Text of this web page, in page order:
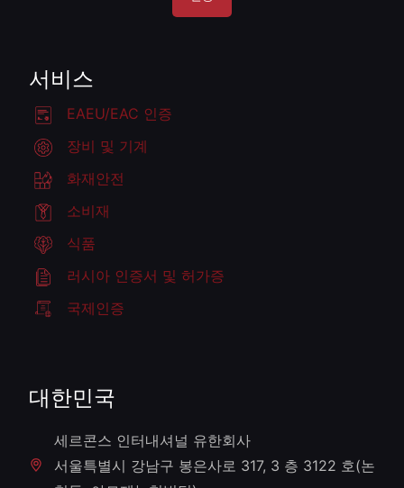
서비스
EAEU/EAC 인증
장비 및 기계
화재안전
소비재
식품
러시아 인증서 및 허가증
국제인증
대한민국
세르콘스 인터내셔널 유한회사
서울특별시 강남구 봉은사로 317, 3 층 3122 호(논